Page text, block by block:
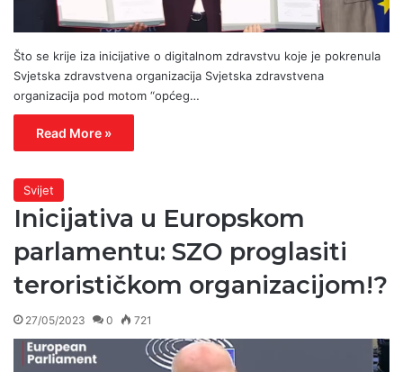
Što se krije iza inicijative o digitalnom zdravstvu koje je pokrenula
Svjetska zdravstvena organizacija Svjetska zdravstvena
organizacija pod motom “općeg…
Read More »
Svijet
Inicijativa u Europskom
parlamentu: SZO proglasiti
terorističkom organizacijom!?
27/05/2023 0 721